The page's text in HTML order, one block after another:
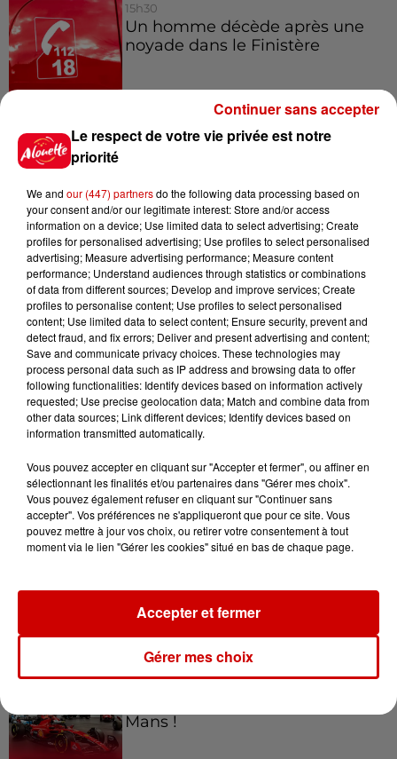
15h30
Un homme décède après une
noyade dans le Finistère
Vendre un chiot en animalerie
14h03
Invasion de physalies sur des
plages du Sud-Ouest
11h51
À LA UNE : affaire Manon
Relandeau, musée cambriolé et
Amel Bent en...
Jeux Voir plus
Gagnez vos entrées pour le
Mans !
Le respect de votre vie privée est notre
priorité
We and our (447) partnersdo the following data processing based on
your consent and/or our legitimate interest: Store and/or access
information on a device; Use limited data to select advertising; Create
profiles for personalised advertising; Use profiles to select personalised
advertising; Measure advertising performance; Measure content
performance; Understand audiences through statistics or combinations
of data from different sources; Develop and improve services; Create
profiles to personalise content; Use profiles to select personalised
content; Use limited data to select content; Ensure security, prevent and
detect fraud, and fix errors; Deliver and present advertising and content;
Save and communicate privacy choices. These technologies may
process personal data such as IP address and browsing data to offer
following functionalities: Identify devices based on information actively
requested; Use precise geolocation data; Match and combine data from
other data sources; Link different devices; Identify devices based on
information transmitted automatically.
Vous pouvez accepter en cliquant sur "Accepter et fermer", ou affiner en
sélectionnant les finalités et/ou partenaires dans "Gérer mes choix".
Vous pouvez également refuser en cliquant sur "Continuer sans
accepter". Vos préférences ne s'appliqueront que pour ce site. Vous
pouvez mettre à jour vos choix, ou retirer votre consentement à tout
moment via le lien "Gérer les cookies" situé en bas de chaque page.
Gérer mes choix
Accepter et fermer
Continuer sans accepter